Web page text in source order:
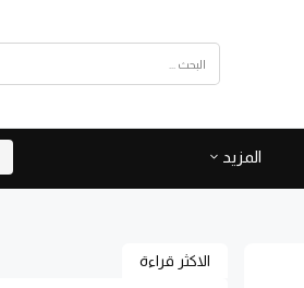
المزيد
الاكثر قراءة